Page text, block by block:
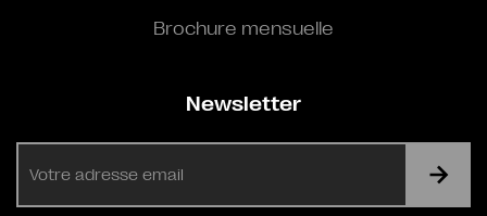
Brochure mensuelle
Newsletter